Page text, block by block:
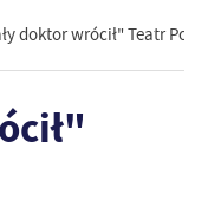
doktor wrócił" Teatr